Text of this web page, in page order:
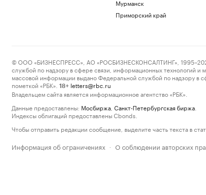
Мурманск
Приморский край
© ООО «БИЗНЕСПРЕСС», АО «РОСБИЗНЕСКОНСАЛТИНГ», 1995–2026.
службой по надзору в сфере связи, информационных технологий
массовой информации выдано Федеральной службой по надзору
пометкой «РБК».
18+ letters@rbc.ru
Владельцем сайта является информационное агентство «РБК».
Данные предоставлены: Мосбиржа Санкт-Петербургская биржа
Индексы облигаций предоставлены Cbonds.
Чтобы отправить редакции сообщение, выделите часть текста в
Информация об ограничениях · О соблюдении авторских